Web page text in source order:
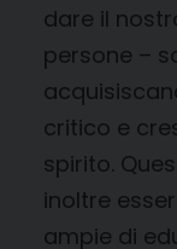
dare il
persone –
critico e
spirito.
inoltre
ampie di